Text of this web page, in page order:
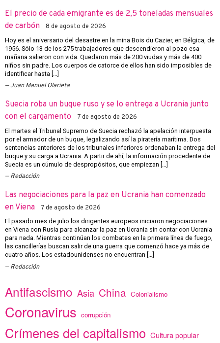
El precio de cada emigrante es de 2,5 toneladas mensuales
de carbón
8 de agosto de 2026
Hoy es el aniversario del desastre en la mina Bois du Cazier, en Bélgica, de
1956. Sólo 13 de los 275 trabajadores que descendieron al pozo esa
mañana salieron con vida. Quedaron más de 200 viudas y más de 400
niños sin padre. Los cuerpos de catorce de ellos han sido imposibles de
identificar hasta […]
Juan Manuel Olarieta
Suecia roba un buque ruso y se lo entrega a Ucrania junto
con el cargamento
7 de agosto de 2026
El martes el Tribunal Supremo de Suecia rechazó la apelación interpuesta
por el armador de un buque, legalizando así la piratería marítima. Dos
sentencias anteriores de los tribunales inferiores ordenaban la entrega del
buque y su carga a Ucrania. A partir de ahí, la información procedente de
Suecia es un cúmulo de despropósitos, que empiezan […]
Redacción
Las negociaciones para la paz en Ucrania han comenzado
en Viena
7 de agosto de 2026
El pasado mes de julio los dirigentes europeos iniciaron negociaciones
en Viena con Rusia para alcanzar la paz en Ucrania sin contar con Ucrania
para nada. Mientras continúan los combates en la primera línea de fuego,
las cancillerías buscan salir de una guerra que comenzó hace ya más de
cuatro años. Los estadounidenses no encuentran […]
Redacción
Antifascismo Asia China Colonialismo
Coronavirus corrupción
Crímenes del capitalismo Cultura popular